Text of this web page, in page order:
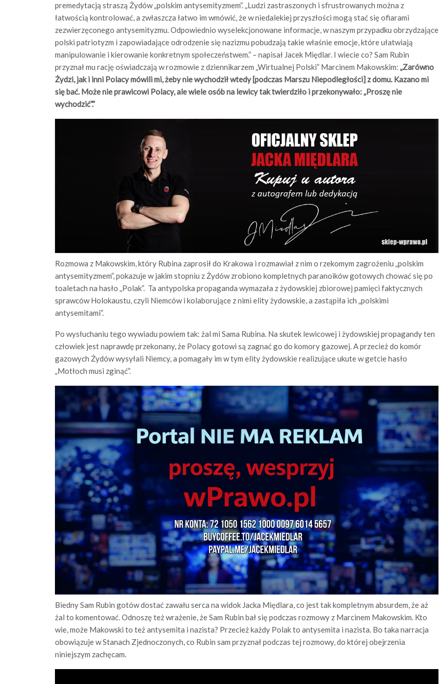
premedytacją straszą Żydów „polskim antysemityzmem”. „Ludzi zastraszonych i sfrustrowanych można z
łatwością kontrolować, a zwłaszcza łatwo im wmówić, że w niedalekiej przyszłości mogą stać się ofiarami
zezwierzęconego antysemityzmu. Odpowiednio wyselekcjonowane informacje, w naszym przypadku obrzydzające
polski patriotyzm i zapowiadające odrodzenie się nazizmu pobudzają takie właśnie emocje, które ułatwiają
manipulowanie i kierowanie konkretnym społeczeństwem.” – napisał Jacek Międlar. I wiecie co? Sam Rubin
przyznał mu rację oświadczają w rozmowie z dziennikarzem „Wirtualnej Polski” Marcinem Makowskim: „Zarówno
Żydzi, jak i inni Polacy mówili mi, żeby nie wychodził wtedy [podczas Marszu Niepodległości] z domu. Kazano mi
się bać. Może nie prawicowi Polacy, ale wiele osób na lewicy tak twierdziło i przekonywało: „Proszę nie
wychodzić”.”
Rozmowa z Makowskim, który Rubina zaprosił do Krakowa i rozmawiał z nim o rzekomym zagrożeniu „polskim
antysemityzmem”, pokazuje w jakim stopniu z Żydów zrobiono kompletnych paranoików gotowych chować się po
toaletach na hasło „Polak”. Ta antypolska propaganda wymazała z żydowskiej zbiorowej pamięci faktycznych
sprawców Holokaustu, czyli Niemców i kolaborujące z nimi elity żydowskie, a zastąpiła ich „polskimi
antysemitami”.
Po wysłuchaniu tego wywiadu powiem tak: żal mi Sama Rubina. Na skutek lewicowej i żydowskiej propagandy ten
człowiek jest naprawdę przekonany, że Polacy gotowi są zagnać go do komory gazowej. A przecież do komór
gazowych Żydów wysyłali Niemcy, a pomagały im w tym elity żydowskie realizujące ukute w getcie hasło
„Motłoch musi zginąć”.
Biedny Sam Rubin gotów dostać zawału serca na widok Jacka Międlara, co jest tak kompletnym absurdem, że aż
żal to komentować. Odnoszę też wrażenie, że Sam Rubin bał się podczas rozmowy z Marcinem Makowskim. Kto
wie, może Makowski to też antysemita i nazista? Przecież każdy Polak to antysemita i nazista. Bo taka narracja
obowiązuje w Stanach Zjednoczonych, co Rubin sam przyznał podczas tej rozmowy, do której obejrzenia
niniejszym zachęcam.